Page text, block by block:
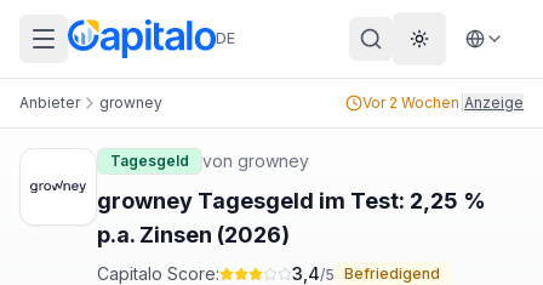
DE Theme
Anbieter growney Vor 2 Wochen Anzeige
Tagesgeld von growney
growney Tagesgeld im Test: 2,25 %
p.a. Zinsen (2026)
Capitalo Score: 3,4/5 Befriedigend